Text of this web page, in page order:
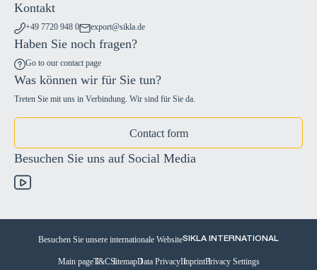
Kontakt
+49 7720 948 0 export@sikla.de
Haben Sie noch fragen?
Go to our contact page
Was können wir für Sie tun?
Treten Sie mit uns in Verbindung. Wir sind für Sie da.
Contact form
Besuchen Sie uns auf Social Media
Besuchen Sie unsere internationale WebsiteSIKLA INTERNATIONAL
Main pageT&CSitemapData PrivacyImprintPrivacy Settings